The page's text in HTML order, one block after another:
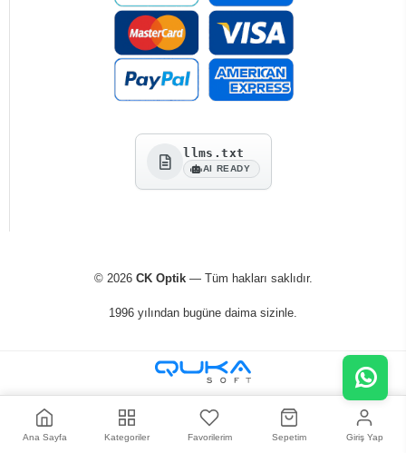
llms.txt
AI READY
© 2026 CK Optik— Tüm hakları saklıdır.
1996 yılından bugüne daima sizinle.
Ana Sayfa Kategoriler Favorilerim Sepetim Giriş Yap